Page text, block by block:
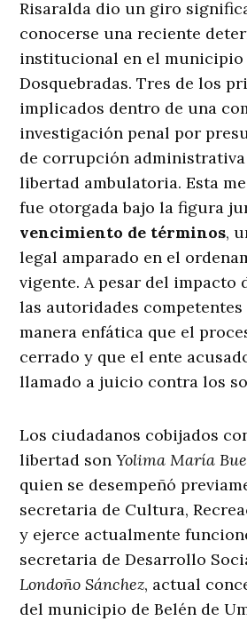
Risaralda dio un giro
conocerse una reciente
institucional en el municipio
Dosquebradas. Tres de los
implicados dentro de una
investigación penal por
de corrupción
libertad ambulatoria. Esta
fue otorgada bajo la figura
vencimiento de términos,
legal amparado en el
vigente. A pesar del impacto
las autoridades
manera enfática que el
cerrado y que el ente
llamado a juicio contra los
Los ciudadanos cobijados
libertad sonYolima María
quien se desempeñó
secretaria de Cultura,
y ejerce actualmente
secretaria de Desarrollo
Londoño Sánchez, actual
del municipio de Belén de